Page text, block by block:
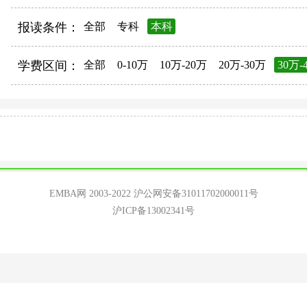
报读条件： 全部 专科 本科
学费区间： 全部 0-10万 10万-20万 20万-30万 30万-
EMBA网 2003-2022 沪公网安备31011702000011号
沪ICP备13002341号